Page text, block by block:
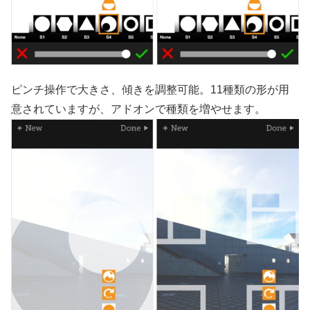
ピンチ操作で大きさ、傾きを調整可能。11種類の形が用
意されていますが、アドオンで種類を増やせます。